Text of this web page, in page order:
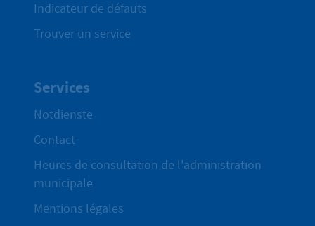
Indicateur de défauts
Trouver un service
Services
Notdienste
Contact
Heures de consultation de l'administration
municipale
Mentions légales